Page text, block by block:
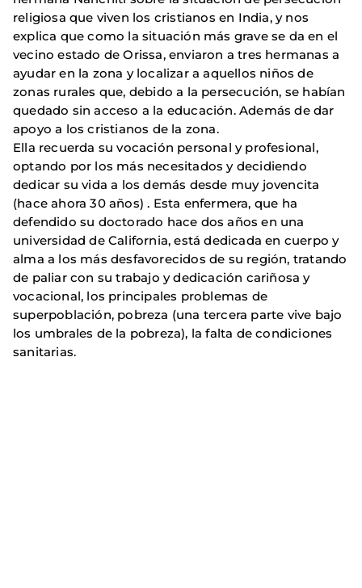
religiosa que viven los cristianos en India, y nos
explica que como la situación más grave se da en el
vecino estado de Orissa, enviaron a tres hermanas a
ayudar en la zona y localizar a aquellos niños de
zonas rurales que, debido a la persecución, se habían
quedado sin acceso a la educación. Además de dar
apoyo a los cristianos de la zona.
Ella recuerda su vocación personal y profesional,
optando por los más necesitados y decidiendo
dedicar su vida a los demás desde muy jovencita
(hace ahora 30 años) . Esta enfermera, que ha
defendido su doctorado hace dos años en una
universidad de California, está dedicada en cuerpo y
alma a los más desfavorecidos de su región, tratando
de paliar con su trabajo y dedicación cariñosa y
vocacional, los principales problemas de
superpoblación, pobreza (una tercera parte vive bajo
los umbrales de la pobreza), la falta de condiciones
sanitarias.